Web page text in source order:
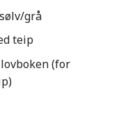
grå
teip
(for